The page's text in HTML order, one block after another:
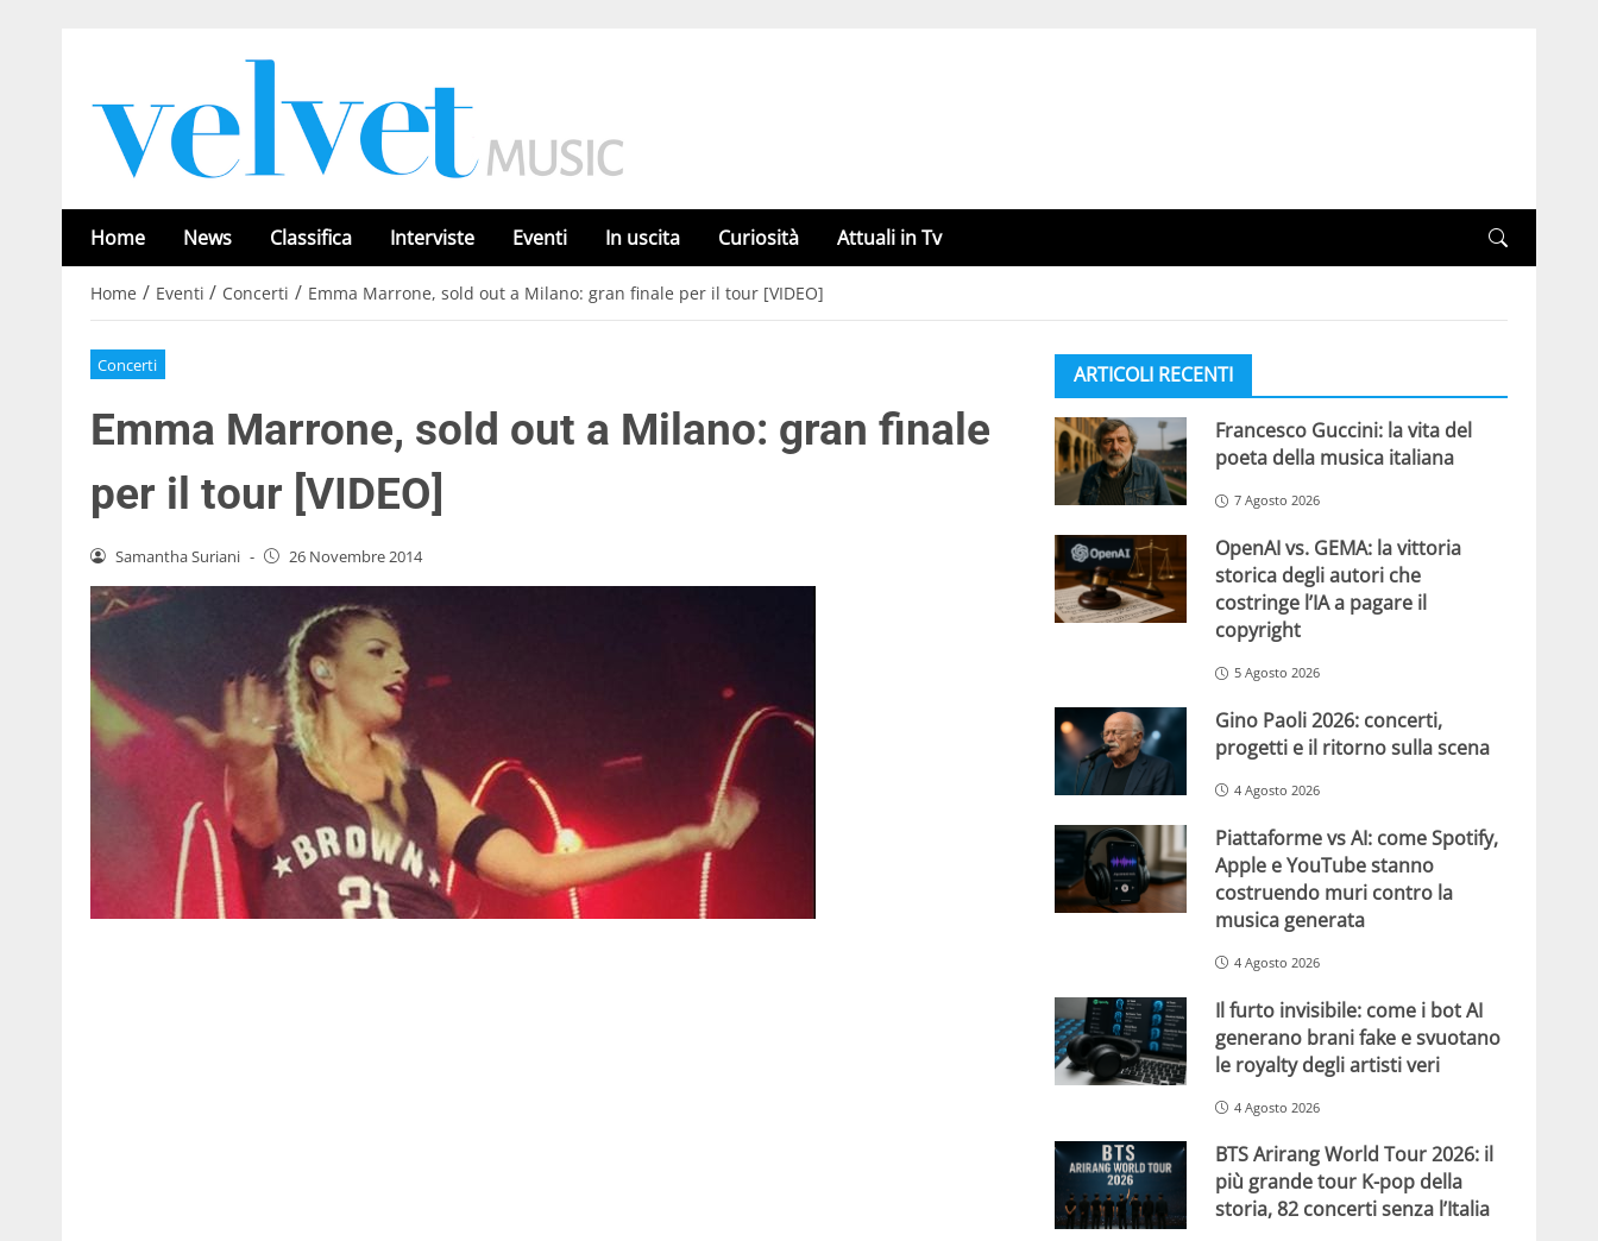
Home News Classifica Interviste Eventi In uscita Curiosità Attuali in Tv
Home / Eventi / Concerti / Emma Marrone, sold out a Milano: gran finale per il tour [VIDEO]
Concerti
Emma Marrone, sold out a Milano: gran finale
per il tour [VIDEO]
Samantha Suriani - 26 Novembre 2014
ARTICOLI RECENTI
Francesco Guccini: la vita del
poeta della musica italiana
7 Agosto 2026
OpenAI vs. GEMA: la vittoria
storica degli autori che
costringe l’IA a pagare il
copyright
5 Agosto 2026
Gino Paoli 2026: concerti,
progetti e il ritorno sulla scena
4 Agosto 2026
Piattaforme vs AI: come Spotify,
Apple e YouTube stanno
costruendo muri contro la
musica generata
4 Agosto 2026
Il furto invisibile: come i bot AI
generano brani fake e svuotano
le royalty degli artisti veri
4 Agosto 2026
BTS Arirang World Tour 2026: il
più grande tour K-pop della
storia, 82 concerti senza l’Italia